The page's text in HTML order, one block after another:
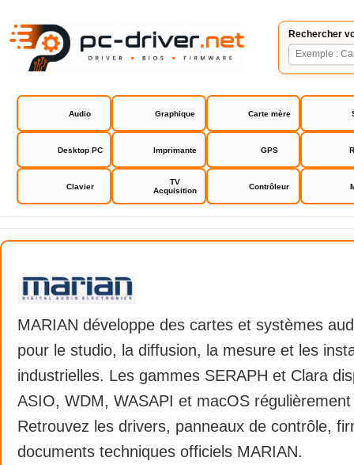
Rechercher
Audio Graphique Carte mère
Desktop PC Imprimante GPS
Clavier
TV
Acquisition
Contrôleur
MARIAN
MARIAN développe des cartes et systèmes
pour le studio, la diffusion, la mesure et les
industrielles. Les gammes SERAPH et Clara
ASIO, WDM, WASAPI et macOS
Retrouvez les drivers, panneaux de contrôle,
documents techniques officiels MARIAN.